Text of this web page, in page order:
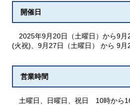
開催日
2025年9月20日（土曜日）から9月
(火祝)、9月27日（土曜日） から 9月
営業時間
土曜日、日曜日、祝日 10時から